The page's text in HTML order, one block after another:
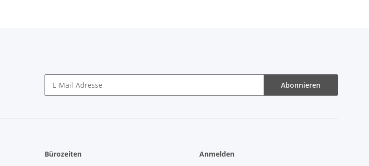
Abonnieren
Bürozeiten
Anmelden